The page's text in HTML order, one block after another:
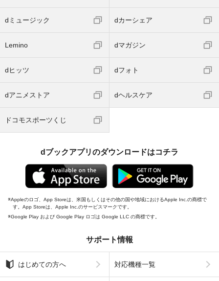
dミュージック dカーシェア
Lemino dマガジン
dヒッツ dフォト
dアニメストア dヘルスケア
ドコモスポーツくじ
dブックアプリのダウンロードはコチラ
Appleのロゴ、App Storeは、米国もしくはその他の国や地域におけるApple Inc.の商標で
す。App Storeは、Apple Inc.のサービスマークです。
Google Play および Google Play ロゴは Google LLC の商標です。
サポート情報
はじめての方へ 対応機種一覧